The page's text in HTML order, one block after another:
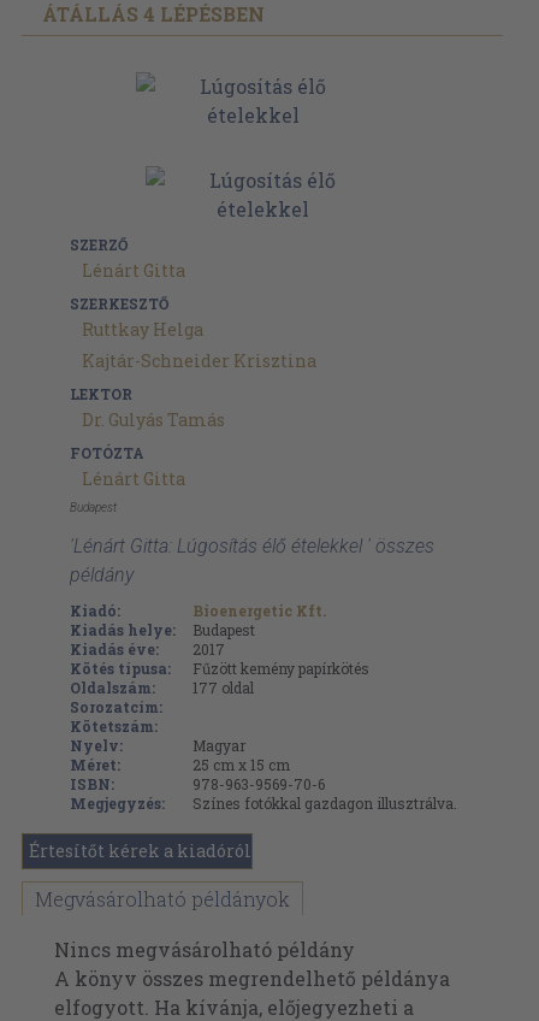
ÁTÁLLÁS 4 LÉPÉSBEN
SZERZŐ
Lénárt Gitta
SZERKESZTŐ
Ruttkay Helga
Kajtár-Schneider Krisztina
LEKTOR
Dr. Gulyás Tamás
FOTÓZTA
Lénárt Gitta
Budapest
'Lénárt Gitta: Lúgosítás élő ételekkel ' összes
példány
Kiadó:
Bioenergetic Kft.
Kiadás helye:
Budapest
Kiadás éve:
2017
Kötés típusa:
Fűzött kemény papírkötés
Oldalszám:
177 oldal
Sorozatcím:
Kötetszám:
Nyelv:
Magyar
Méret:
25 cm x 15 cm
ISBN:
978-963-9569-70-6
Megjegyzés:
Színes fotókkal gazdagon illusztrálva.
Értesítőt kérek a kiadóról
Megvásárolható példányok
Nincs megvásárolható példány
A könyv összes megrendelhető példánya
elfogyott. Ha kívánja, előjegyezheti a